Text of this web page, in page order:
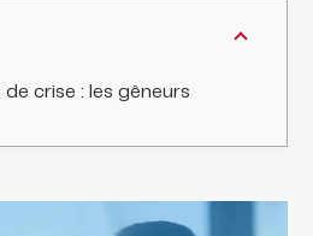
crise : les gêneurs